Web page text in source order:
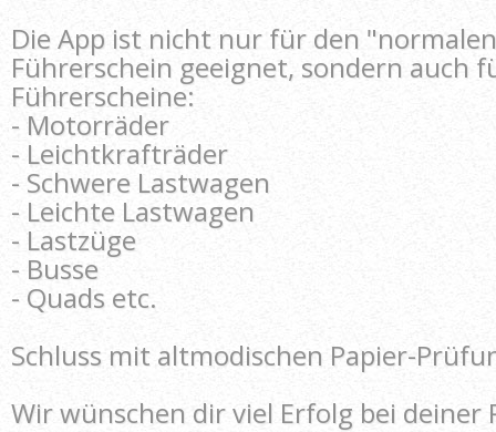
Die App ist nicht nur für den
Führerschein geeignet, sondern auch
Führerscheine:
- Motorräder
- Leichtkrafträder
- Schwere Lastwagen
- Leichte Lastwagen
- Lastzüge
- Busse
- Quads etc.
Schluss mit altmodischen Papier-
Wir wünschen dir viel Erfolg bei deiner